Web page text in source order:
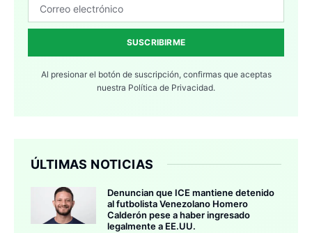
SUSCRIBIRME
Al presionar el botón de suscripción, confirmas que aceptas
nuestra Política de Privacidad.
ÚLTIMAS NOTICIAS
Denuncian que ICE mantiene detenido
al futbolista Venezolano Homero
Calderón pese a haber ingresado
legalmente a EE.UU.